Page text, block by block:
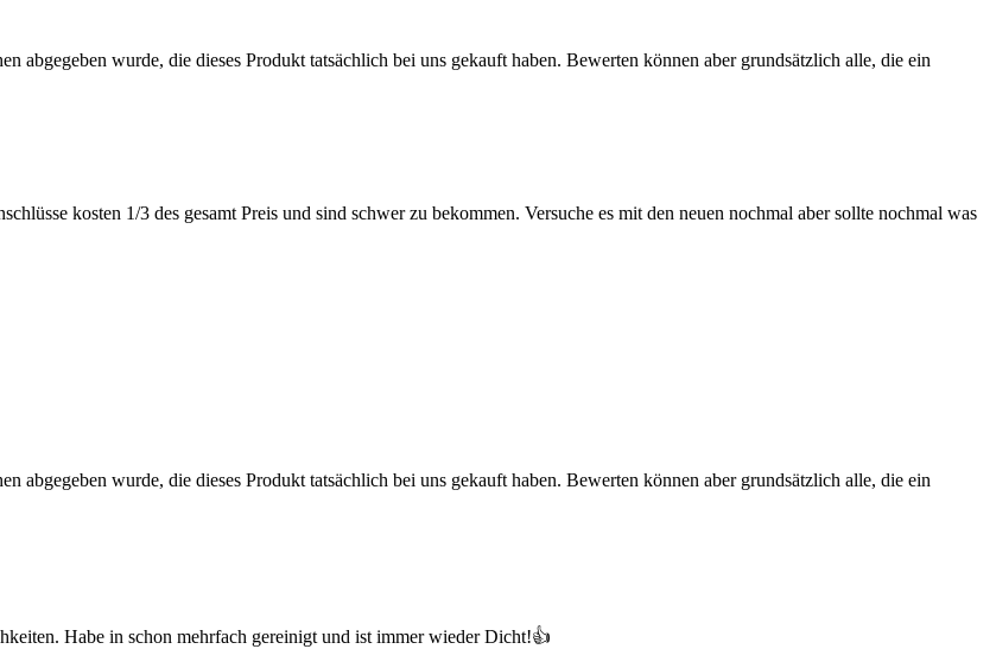
abgegeben wurde, die dieses Produkt tatsächlich bei uns gekauft haben. Bewerten können aber grundsätzlich alle, die ein
kosten 1/3 des gesamt Preis und sind schwer zu bekommen. Versuche es mit den neuen nochmal aber sollte nochmal was
abgegeben wurde, die dieses Produkt tatsächlich bei uns gekauft haben. Bewerten können aber grundsätzlich alle, die ein
Habe in schon mehrfach gereinigt und ist immer wieder Dicht!👍